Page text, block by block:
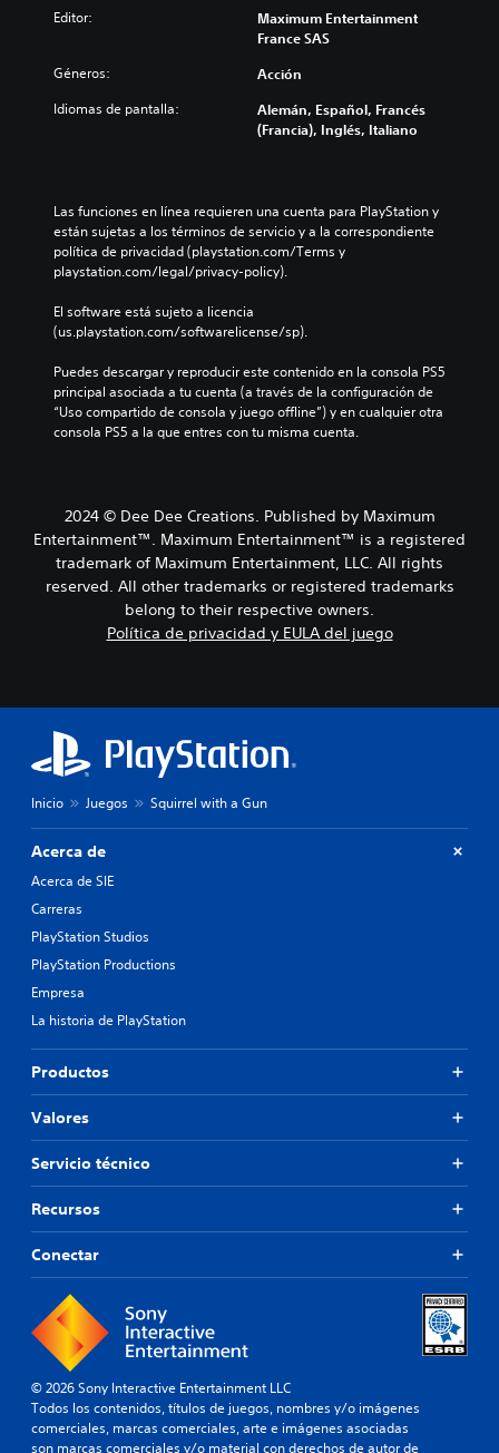
Editor:
Maximum Entertainment
France SAS
Géneros: Acción
Idiomas de pantalla:
Alemán, Español, Francés
(Francia), Inglés, Italiano
Las funciones en línea requieren una cuenta para PlayStation y
están sujetas a los términos de servicio y a la correspondiente
política de privacidad (playstation.com/Terms y
playstation.com/legal/privacy-policy).
El software está sujeto a licencia
(us.playstation.com/softwarelicense/sp).
Puedes descargar y reproducir este contenido en la consola PS5
principal asociada a tu cuenta (a través de la configuración de
“Uso compartido de consola y juego offline”) y en cualquier otra
consola PS5 a la que entres con tu misma cuenta.
2024 © Dee Dee Creations. Published by Maximum
Entertainment™. Maximum Entertainment™ is a registered
trademark of Maximum Entertainment, LLC. All rights
reserved. All other trademarks or registered trademarks
belong to their respective owners.
Política de privacidad y EULA del juego
Inicio Juegos Squirrel with a Gun
Acerca de
Acerca de SIE
Carreras
PlayStation Studios
PlayStation Productions
Empresa
La historia de PlayStation
Productos
Valores
Servicio técnico
Recursos
Conectar
© 2026 Sony Interactive Entertainment LLC
Todos los contenidos, títulos de juegos, nombres y/o imágenes
comerciales, marcas comerciales, arte e imágenes asociadas
son marcas comerciales y/o material con derechos de autor de